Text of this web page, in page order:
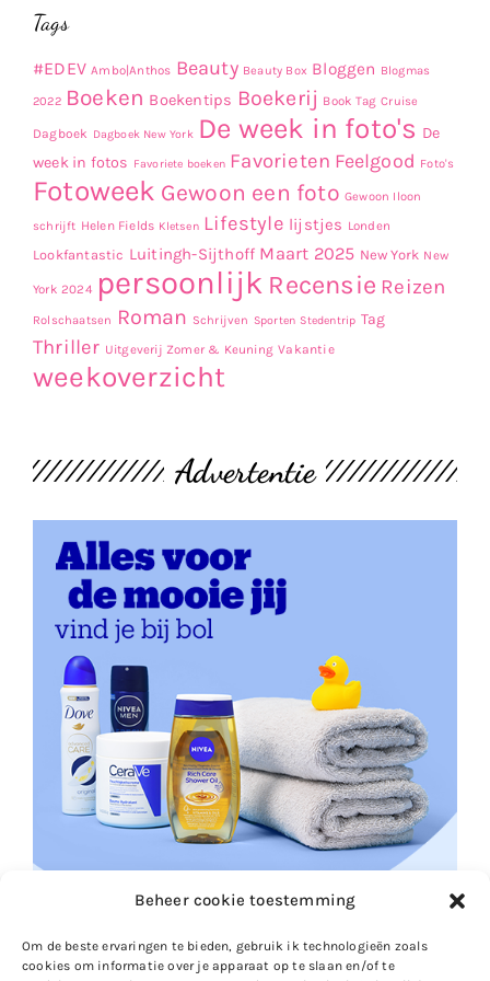
Beheer cookie toestemming
Om de beste ervaringen te bieden, gebruik ik technologieën zoals
cookies om informatie over je apparaat op te slaan en/of te
Tags
#EDEV Ambo|Anthos Beauty Beauty Box Bloggen Blogmas
2022 Boeken Boekentips Boekerij Book Tag Cruise
Dagboek Dagboek New York De week in foto's De
week in fotos Favoriete boeken Favorieten Feelgood Foto's
Fotoweek Gewoon een foto Gewoon Iloon
schrijft Helen Fields Kletsen Lifestyle lijstjes Londen
Lookfantastic Luitingh-Sijthoff Maart 2025 New York New
York 2024 persoonlijk Recensie Reizen
Rolschaatsen Roman Schrijven Sporten Stedentrip Tag
Thriller Uitgeverij Zomer & Keuning Vakantie
weekoverzicht
Advertentie